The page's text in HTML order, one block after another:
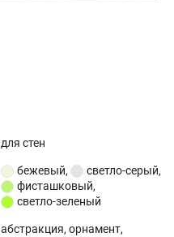
для стен
бежевый, светло-серый,
фисташковый,
светло-зеленый
абстракция, орнамент,